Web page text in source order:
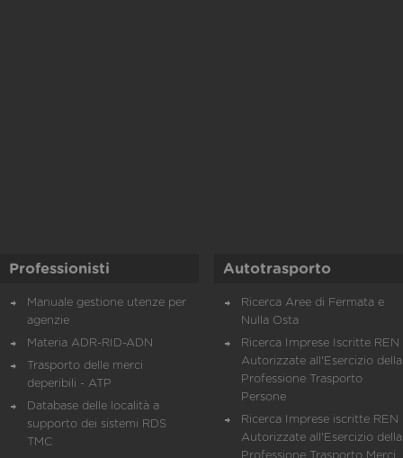
Professionisti
Manuale gestione utenze per
agenzie
Materia ADR-RID-ADN
Trasporto delle merci
deperibili - ATP
Database delle località a
supporto dei sistemi RDS
TMC
Autotrasporto
Ricerca Aree di Fermata e
Nulla Osta
Ricerca Imprese Iscritte REN
Autorizzate all'Esercizio della
Professione Trasporto
Persone
Ricerca Imprese iscritte REN
Autorizzate all'Esercizio della
Professione Trasporto Merci